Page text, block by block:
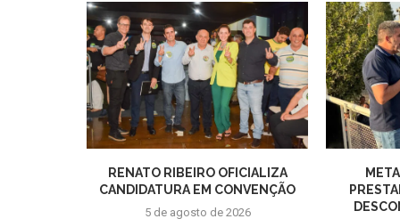
RENATO RIBEIRO OFICIALIZA
CANDIDATURA EM CONVENÇÃO
5 de agosto de 2026